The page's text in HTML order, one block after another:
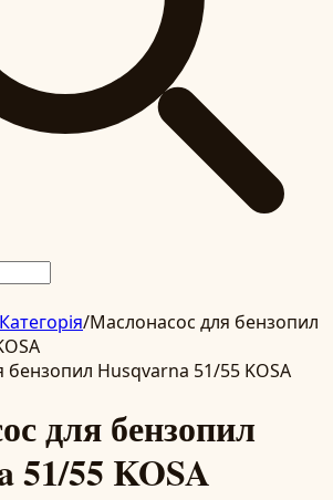
Категорія/Маслонасос для бензопил
для бензопил
51/55 KOSA